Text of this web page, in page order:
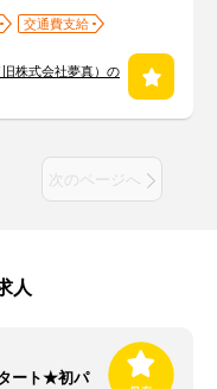
交通費支給
株式会社夢真）の
次のページへ
人
ート★初パ